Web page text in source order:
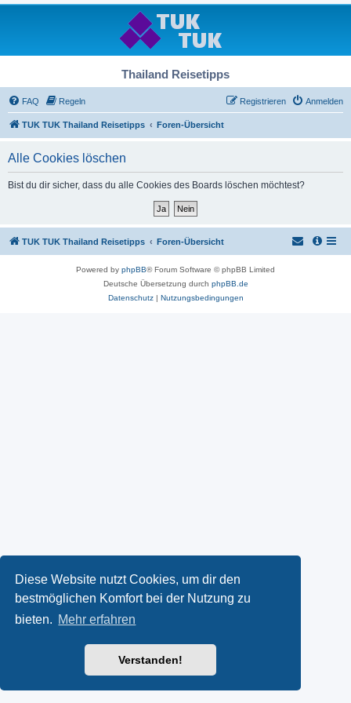
Diese Website nutzt Cookies, um dir den
bestmöglichen Komfort bei der Nutzung zu
bieten. Mehr erfahren
Verstanden!
Thailand Reisetipps
FAQ Regeln Anmelden
Registrieren
TUK TUK Thailand Reisetipps Foren-Übersicht
Alle Cookies löschen
Bist du dir sicher, dass du alle Cookies des Boards löschen möchtest?
TUK TUK Thailand Reisetipps Foren-Übersicht
Powered by phpBB® Forum Software © phpBB Limited
Deutsche Übersetzung durch phpBB.de
Datenschutz| Nutzungsbedingungen